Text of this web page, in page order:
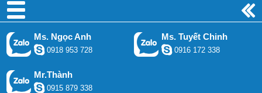
Ms. Ngọc Anh
0918 953 728
Ms. Tuyết Chinh
0916 172 338
Mr.Thành
0915 879 338